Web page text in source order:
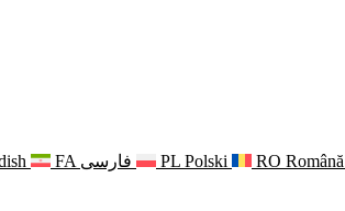
FA فارسی PL Polski RO Română